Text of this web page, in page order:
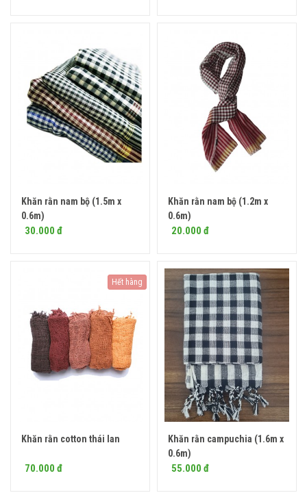
Mua ngay
Khăn rằn nam bộ (1.5m x
0.6m)
30.000 đ
Mua ngay
Khăn rằn nam bộ (1.2m x
0.6m)
20.000 đ
Khăn rằn cotton thái lan
70.000 đ
Hết hàng
Mua ngay
Khăn rằn campuchia (1.6m x
0.6m)
55.000 đ